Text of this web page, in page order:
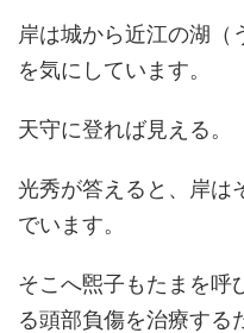
岸は城から近江の湖（
を気にしています。
天守に登れば見える。
光秀が答えると、岸は
でいます。
そこへ煕子もたまを呼
る頭部負傷を治療する